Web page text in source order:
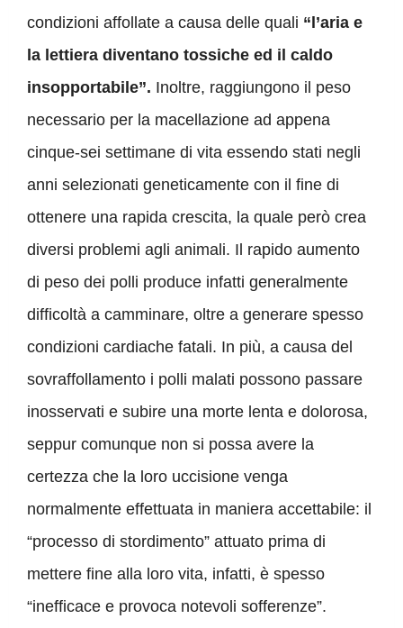
condizioni affollate a causa delle quali “l’aria e
la lettiera diventano tossiche ed il caldo
insopportabile”. Inoltre, raggiungono il peso
necessario per la macellazione ad appena
cinque-sei settimane di vita essendo stati negli
anni selezionati geneticamente con il fine di
ottenere una rapida crescita, la quale però crea
diversi problemi agli animali. Il rapido aumento
di peso dei polli produce infatti generalmente
difficoltà a camminare, oltre a generare spesso
condizioni cardiache fatali. In più, a causa del
sovraffollamento i polli malati possono passare
inosservati e subire una morte lenta e dolorosa,
seppur comunque non si possa avere la
certezza che la loro uccisione venga
normalmente effettuata in maniera accettabile: il
“processo di stordimento” attuato prima di
mettere fine alla loro vita, infatti, è spesso
“inefficace e provoca notevoli sofferenze”.